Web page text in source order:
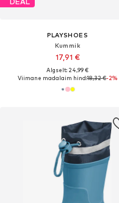
PLAYSHOES
Kummik
17,91 €
Algselt: 24,99 €
Viimane madalaim hind:18,32 €-2%